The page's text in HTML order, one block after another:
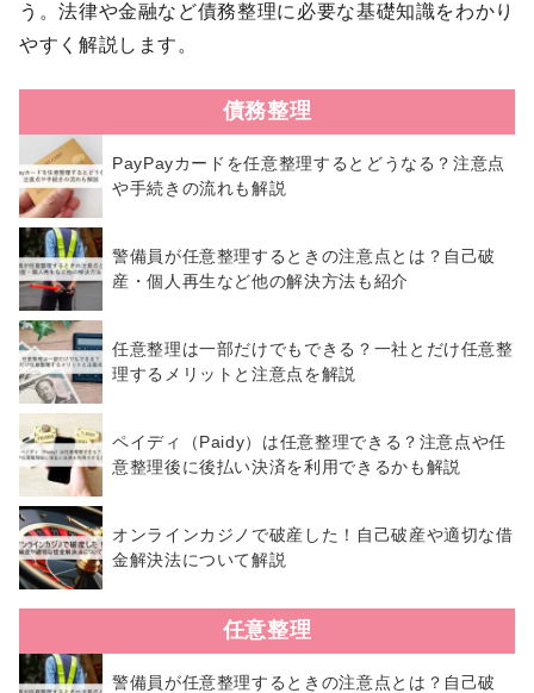
う。法律や金融など債務整理に必要な基礎知識をわかり
やすく解説します。
債務整理
PayPayカードを任意整理するとどうなる？注意点
や手続きの流れも解説
警備員が任意整理するときの注意点とは？自己破
産・個人再生など他の解決方法も紹介
任意整理は一部だけでもできる？一社とだけ任意整
理するメリットと注意点を解説
ペイディ（Paidy）は任意整理できる？注意点や任
意整理後に後払い決済を利用できるかも解説
オンラインカジノで破産した！自己破産や適切な借
金解決法について解説
任意整理
警備員が任意整理するときの注意点とは？自己破